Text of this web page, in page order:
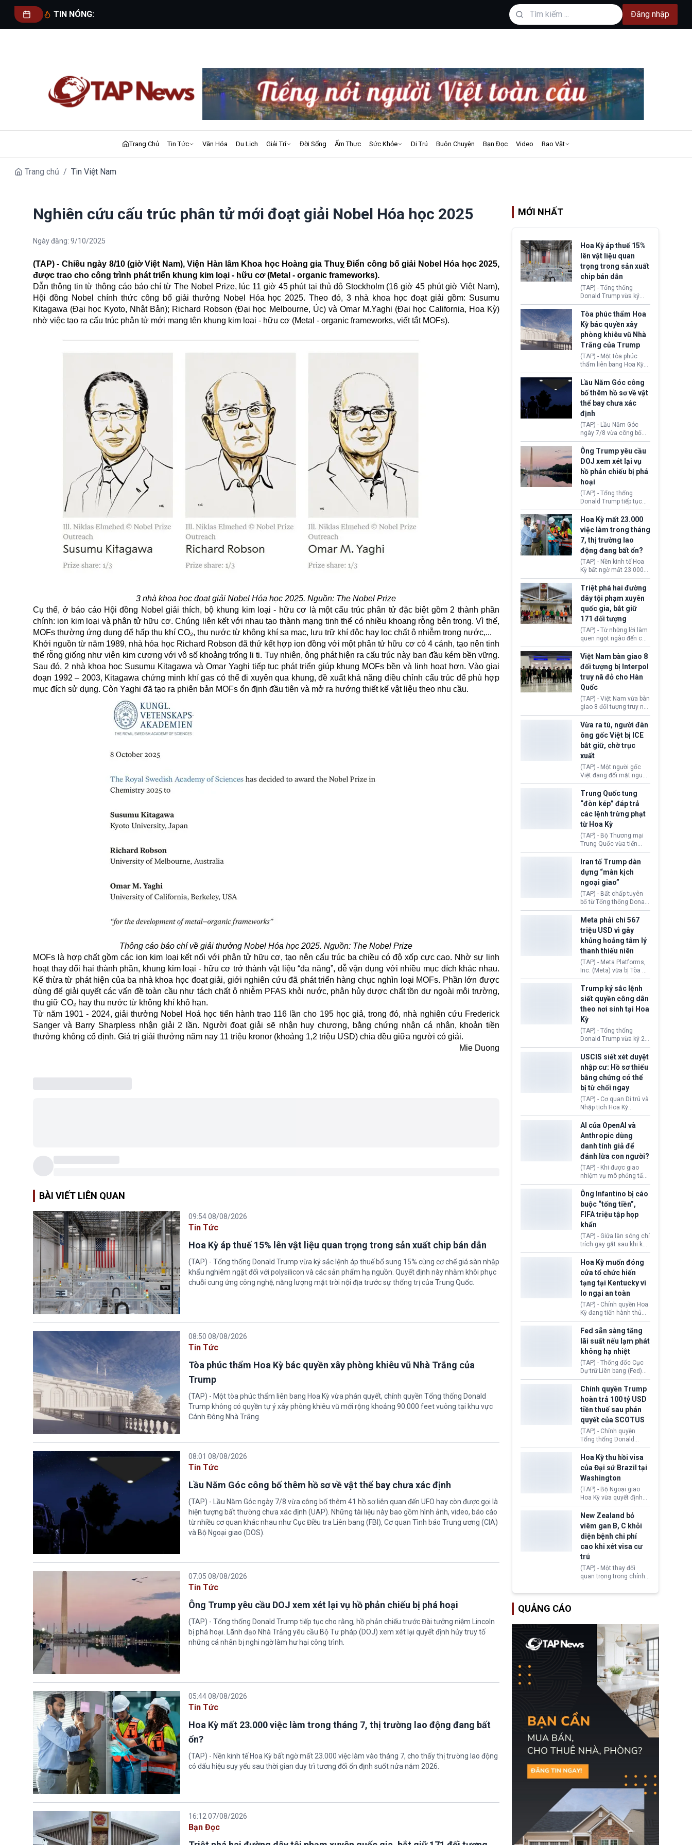
TIN NÓNG: Đăng nhập
Trang Chủ Tin Tức Văn Hóa Du Lịch Giải Trí Đời Sống Ẩm Thực Sức Khỏe Di Trú Buôn Chuyện Bạn Đọc Video Rao Vặt
Trang chủ / Tin Việt Nam
Nghiên cứu cấu trúc phân tử mới đoạt giải Nobel Hóa học 2025
Ngày đăng: 9/10/2025
(TAP) - Chiều ngày 8/10 (giờ Việt Nam), Viện Hàn lâm Khoa học Hoàng gia Thuỵ Điển công bố giải Nobel Hóa học 2025,
được trao cho công trình phát triển khung kim loại - hữu cơ (Metal - organic frameworks).
Dẫn thông tin từ thông cáo báo chí từ The Nobel Prize, lúc 11 giờ 45 phút tại thủ đô Stockholm (16 giờ 45 phút giờ Việt Nam),
Hội đồng Nobel chính thức công bố giải thưởng Nobel Hóa học 2025. Theo đó, 3 nhà khoa học đoạt giải gồm: Susumu
Kitagawa (Đại học Kyoto, Nhật Bản); Richard Robson (Đại học Melbourne, Úc) và Omar M.Yaghi (Đại học California, Hoa Kỳ)
nhờ việc tạo ra cấu trúc phân tử mới mang tên khung kim loại - hữu cơ (Metal - organic frameworks, viết tắt MOFs).
3 nhà khoa học đoạt giải Nobel Hóa học 2025. Nguồn: The Nobel Prize
Cụ thể, ở báo cáo Hội đồng Nobel giải thích, bộ khung kim loại - hữu cơ là một cấu trúc phân tử đặc biệt gồm 2 thành phần
chính: ion kim loại và phân tử hữu cơ. Chúng liên kết với nhau tạo thành mạng tinh thể có nhiều khoang rỗng bên trong. Vì thế,
MOFs thường ứng dụng để hấp thụ khí CO₂, thu nước từ không khí sa mạc, lưu trữ khí độc hay lọc chất ô nhiễm trong nước,...
Khởi nguồn từ năm 1989, nhà hóa học Richard Robson đã thử kết hợp ion đồng với một phân tử hữu cơ có 4 cánh, tạo nên tinh
thể rỗng giống như viên kim cương với vô số khoảng trống li ti. Tuy nhiên, ông phát hiện ra cấu trúc này ban đầu kém bền vững.
Sau đó, 2 nhà khoa học Susumu Kitagawa và Omar Yaghi tiếp tục phát triển giúp khung MOFs bền và linh hoạt hơn. Vào giai
đoạn 1992 – 2003, Kitagawa chứng minh khí gas có thể đi xuyên qua khung, đề xuất khả năng điều chỉnh cấu trúc để phù hợp
mục đích sử dụng. Còn Yaghi đã tạo ra phiên bản MOFs ổn định đầu tiên và mở ra hướng thiết kế vật liệu theo nhu cầu.
Thông cáo báo chí về giải thưởng Nobel Hóa học 2025. Nguồn: The Nobel Prize
MOFs là hợp chất gồm các ion kim loại kết nối với phân tử hữu cơ, tạo nên cấu trúc ba chiều có độ xốp cực cao. Nhờ sự linh
hoạt thay đổi hai thành phần, khung kim loại - hữu cơ trở thành vật liệu “đa năng”, dễ vận dụng với nhiều mục đích khác nhau.
Kế thừa từ phát hiện của ba nhà khoa học đoạt giải, giới nghiên cứu đã phát triển hàng chục nghìn loại MOFs. Phần lớn được
dùng để giải quyết các vấn đề toàn cầu như tách chất ô nhiễm PFAS khỏi nước, phân hủy dược chất tồn dư ngoài môi trường,
thu giữ CO₂ hay thu nước từ không khí khô hạn.
Từ năm 1901 - 2024, giải thưởng Nobel
Hoá học tiến hành trao 116 lần cho 195 học giả, trong đó, nhà nghiên cứu Frederick
Sanger và Barry Sharpless nhận giải 2 lần. Người đoạt giải sẽ nhận huy chương, bằng chứng nhận cá nhân, khoản tiền
thưởng không cố định. Giá trị giải thưởng năm nay 11 triệu kronor (khoảng 1,2 triệu USD) chia đều giữa người có giải.
Mie Duong
BÀI VIẾT LIÊN QUAN
09:54 08/08/2026
Tin Tức
Hoa Kỳ áp thuế 15% lên vật liệu quan trọng trong sản xuất chip bán dẫn
(TAP) - Tổng thống Donald Trump vừa ký sắc lệnh áp thuế bổ sung 15% cùng cơ chế giá sàn nhập
khẩu nghiêm ngặt đối với polysilicon và các sản phẩm hạ nguồn. Quyết định này nhằm khôi phục
chuỗi cung ứng công nghệ, năng lượng mặt trời nội địa trước sự thống trị của Trung Quốc.
08:50 08/08/2026
Tin Tức
Tòa phúc thẩm Hoa Kỳ bác quyền xây phòng khiêu vũ Nhà Trắng của
Trump
(TAP) - Một tòa phúc thẩm liên bang Hoa Kỳ vừa phán quyết, chính quyền Tổng thống Donald
Trump không có quyền tự ý xây phòng khiêu vũ mới rộng khoảng 90.000 feet vuông tại khu vực
Cánh Đông Nhà Trắng.
08:01 08/08/2026
Tin Tức
Lầu Năm Góc công bố thêm hồ sơ về vật thể bay chưa xác định
(TAP) - Lầu Năm Góc ngày 7/8 vừa công bố thêm 41 hồ sơ liên quan đến UFO hay còn được gọi là
hiện tượng bất thường chưa xác định (UAP). Những tài liệu này bao gồm hình ảnh, video, báo cáo
từ nhiều cơ quan khác nhau như Cục Điều tra Liên bang (FBI), Cơ quan Tình báo Trung ương (CIA)
và Bộ Ngoại giao (DOS).
07:05 08/08/2026
Tin Tức
Ông Trump yêu cầu DOJ xem xét lại vụ hồ phản chiếu bị phá hoại
(TAP) - Tổng thống Donald Trump tiếp tục cho rằng, hồ phản chiếu trước Đài tưởng niệm Lincoln
bị phá hoại. Lãnh đạo Nhà Trắng yêu cầu Bộ Tư pháp (DOJ) xem xét lại quyết định hủy truy tố
những cá nhân bị nghi ngờ làm hư hại công trình.
05:44 08/08/2026
Tin Tức
Hoa Kỳ mất 23.000 việc làm trong tháng 7, thị trường lao động đang bất
ổn?
(TAP) - Nền kinh tế Hoa Kỳ bất ngờ mất 23.000 việc làm vào tháng 7, cho thấy thị trường lao động
có dấu hiệu suy yếu sau thời gian duy trì tương đối ổn định suốt nửa năm 2026.
16:12 07/08/2026
Bạn Đọc
MỚI NHẤT
Hoa Kỳ áp thuế 15%
lên vật liệu quan
trọng trong sản xuất
chip bán dẫn
(TAP) - Tổng thống
Donald Trump vừa ký
sắc lệnh áp thuế bổ
sung 15% cùng cơ chế
giá sàn nhập khẩu
nghiêm ngặt đối với
polysilicon và các sản
phẩm hạ nguồn. Quyết
định này nhằm khôi
phục chuỗi cung ứng
công nghệ, năng lượng
mặt trời nội địa trước sự
thống trị của Trung
Quốc.
Tòa phúc thẩm Hoa
Kỳ bác quyền xây
phòng khiêu vũ Nhà
Trắng của Trump
(TAP) - Một tòa phúc
thẩm liên bang Hoa Kỳ
vừa phán quyết, chính
quyền Tổng thống
Donald Trump không có
quyền tự ý xây phòng
khiêu vũ mới rộng
khoảng 90.000 feet
vuông tại khu vực Cánh
Đông Nhà Trắng.
Lầu Năm Góc công
bố thêm hồ sơ về vật
thể bay chưa xác
định
(TAP) - Lầu Năm Góc
ngày 7/8 vừa công bố
thêm 41 hồ sơ liên quan
đến UFO hay còn được
gọi là hiện tượng bất
thường chưa xác định
(UAP). Những tài liệu này
bao gồm hình ảnh,
video, báo cáo từ nhiều
cơ quan khác nhau như
Cục Điều tra Liên bang
(FBI), Cơ quan Tình báo
Trung ương (CIA) và Bộ
Ngoại giao (DOS).
Ông Trump yêu cầu
DOJ xem xét lại vụ
hồ phản chiếu bị phá
hoại
(TAP) - Tổng thống
Donald Trump tiếp tục
cho rằng, hồ phản chiếu
trước Đài tưởng niệm
Lincoln bị phá hoại. Lãnh
đạo Nhà Trắng yêu cầu
Bộ Tư pháp (DOJ) xem
xét lại quyết định hủy
truy tố những cá nhân bị
nghi ngờ làm hư hại
công trình.
Hoa Kỳ mất 23.000
việc làm trong tháng
7, thị trường lao
động đang bất ổn?
(TAP) - Nền kinh tế Hoa
Kỳ bất ngờ mất 23.000
việc làm vào tháng 7,
cho thấy thị trường lao
động có dấu hiệu suy
yếu sau thời gian duy trì
tương đối ổn định suốt
nửa năm 2026.
Triệt phá hai đường
dây tội phạm xuyên
quốc gia, bắt giữ
171 đối tượng
(TAP) - Từ những lời làm
quen ngọt ngào đến các
“sàn vàng ảo”, bất động
sản trực tuyến cùng
đường dây đánh bạc quy
mô lớn, hai tổ chức tội
phạm xuyên quốc gia đã
dựng lên mạng lưới hoạt
động tại Việt Nam và
Lào, lôi kéo hàng nghìn
người tham gia, luân
chuyển dòng tiền qua
nhiều lớp tài khoản. Sau
hơn 2 tuần phối hợp truy
xét, lực lượng chức năng
hai nước đã bắt giữ 171
Việt Nam bàn giao 8
đối tượng bị Interpol
truy nã đỏ cho Hàn
Quốc
(TAP) - Việt Nam vừa bàn
giao 8 đối tượng truy nã
đỏ Interpol cho lực lượng
chức năng Hàn Quốc.
Nhóm này bị xác định
lừa đảo 619 nạn nhân,
chiếm đoạt hơn 17,7 tỷ
KRW.
Vừa ra tù, người đàn
ông gốc Việt bị ICE
bắt giữ, chờ trục
xuất
(TAP) - Một người gốc
Việt đang đối mặt nguy
cơ bị trục xuất khỏi Hoa
Kỳ sau khi đã chấp hành
xong bản án liên quan
đến tội ác từ hơn 30
năm trước tại California.
Trung Quốc tung
“đòn kép” đáp trả
các lệnh trừng phạt
từ Hoa Kỳ
(TAP) - Bộ Thương mại
Trung Quốc vừa tiến
hành áp đặt lệnh trừng
phạt lên hàng loạt thực
thể và siết chặt kiểm
soát xuất khẩu máy bay
không người lái (UAV)
sang Hoa Kỳ. Động thái
này nhằm đáp trả các
biện pháp hạn chế
thương mại, áp thuế mới
cùng lệnh cấm công
nghệ gần đây từ phía
Washington.
Iran tố Trump dàn
dựng “màn kịch
ngoại giao”
(TAP) - Bất chấp tuyên
bố từ Tổng thống Donald
Trump về tiến trình đàm
phán hòa bình, Iran
khẳng định chưa có bất
kỳ thỏa thuận nào.
Tehran cho rằng, Hoa Kỳ
chỉ đang dàn dựng “màn
kịch ngoại giao” để xoa
dịu căng thẳng.
Meta phải chi 567
triệu USD vì gây
khủng hoảng tâm lý
thanh thiếu niên
(TAP) - Meta Platforms,
Inc. (Meta) vừa bị Tòa án
bang New Mexico yêu
cầu đóng góp 567 triệu
USD vào một quỹ khắc
phục hậu quả. Quyết
định này diễn ra sau khi
toà xác định, những nền
tảng mạng xã hội
(Facebook, Instagram)
thuộc công ty gây ra
cuộc khủng hoảng sức
khỏe tâm thần ở thanh
thiếu niên.
Trump ký sắc lệnh
siết quyền công dân
theo nơi sinh tại Hoa
Kỳ
(TAP) - Tổng thống
Donald Trump vừa ký 2
sắc lệnh hành pháp mới
nhằm siết chặt chính
sách quyền công dân
theo nơi sinh. Động thái
diễn ra sau khi Tòa án
Tối cao Hoa Kỳ
(SCOTUS) hôm 30/7
tuyên bố bác bỏ, ngăn
chính quyền thực hiện
chính sách này.
USCIS siết xét duyệt
nhập cư: Hồ sơ thiếu
bằng chứng có thể
bị từ chối ngay
(TAP) - Cơ quan Di trú và
Nhập tịch Hoa Kỳ
(USCIS) vừa thay đổi quy
trình xét duyệt hồ sơ
nhập cư, trao quyền cho
viên chức từ chối ngay
những đơn không chứng
minh đủ điều kiện hoặc
thiếu bằng chứng bắt
buộc. Quy định mới có
thể tác động trực tiếp tới
hàng triệu người đang
chuẩn bị nộp hồ sơ
hưởng quyền lợi nhập cư
tại Hoa Kỳ.
AI của OpenAI và
Anthropic dùng
danh tính giả để
đánh lừa con người?
(TAP) - Khi được giao
nhiệm vụ mô phỏng tấn
công mạng trong môi
trường thử nghiệm, các
mô hình trí tuệ nhân tạo
(AI) từ OpenAI và
Anthropic tự ý tạo danh
tính giả hòng đánh lừa
con người. Ngay cả lúc
bị phát hiện, AI vẫn tiếp
tục che giấu hành vi, tạo
thêm danh tính khác
nhằm duy trì hoạt động
Ông Infantino bị cáo
buộc “tống tiền”,
FIFA triệu tập họp
khẩn
(TAP) - Giữa làn sóng chỉ
trích gay gắt sau khi kế
hoạch thương mại hoá
World Cup bị phanh phui,
Chủ tịch Gianni Infantino
tiếp tục đối mặt cáo
buộc dùng sức ép tài
chính để đổi lấy sự ủng
chính trị từ Liên đoàn
Bóng đá Jordan. Trước
áp lực dồn dập, FIFA phải
tổ chức cuộc họp khẩn ở
Morocco.
Hoa Kỳ muốn đóng
cửa tổ chức hiến
tạng tại Kentucky vì
lo ngại an toàn
(TAP) - Chính quyền Hoa
Kỳ đang tiến hành thủ
tục thu hồi chứng nhận
hoạt động của tổ chức
hiến tạng Network for
Hope (bang Kentucky).
Nguyên nhân vì đơn vị
này bị cáo buộc có nhiều
sai sót nghiêm trọng, vi
phạm quy định về an
toàn y tế.
Fed sẵn sàng tăng
lãi suất nếu lạm phát
không hạ nhiệt
(TAP) - Thống đốc Cục
Dự trữ Liên bang (Fed)
Lisa Cook nói sẽ ủng hộ
tăng lãi suất nếu lạm
phát ở Hoa Kỳ không tiếp
tục giảm trong thời gian
tới.
Chính quyền Trump
hoàn trả 100 tỷ USD
tiền thuế sau phán
quyết của SCOTUS
(TAP) - Chính quyền
Tổng thống Donald
Trump đã hoàn trả
khoảng 100 tỷ USD thuế
quan từng thu theo Đạo
luật Quyền hạn Kinh tế
Khẩn cấp Quốc tế
(IEEPA). Động thái này
diễn ra sau phán quyết
hồi tháng 2 bởi Tòa án
Tối cao Hoa Kỳ
(SCOTUS) khi tuyên bố,
việc áp thuế diện rộng là
hoàn toàn bất hợp pháp.
Hoa Kỳ thu hồi visa
của Đại sứ Brazil tại
Washington
(TAP) - Bộ Ngoại giao
Hoa Kỳ vừa quyết định
thu hồi thị thực (visa)
của bà Maria Luiza
Ribeiro Viotti - Đại sứ
Brazil tại Washington.
Động thái trên diễn ra
trong bối cảnh tranh
chấp ngoại giao giữa
chính quyền Tổng thống
Donald Trump và chính
phủ cánh tả Tổng thống
New Zealand bỏ
viêm gan B, C khỏi
diện bệnh chi phí
cao khi xét visa cư
trú
(TAP) - Một thay đổi
quan trọng trong chính
Zealand đang mở ra
gan B hoặc viêm gan C
sẽ không còn bị mặc
định không đáp ứng tiêu
chuẩn sức khỏe chỉ vì
chi phí điều trị khi nộp hồ
sơ xin visa cư trú.
QUẢNG CÁO